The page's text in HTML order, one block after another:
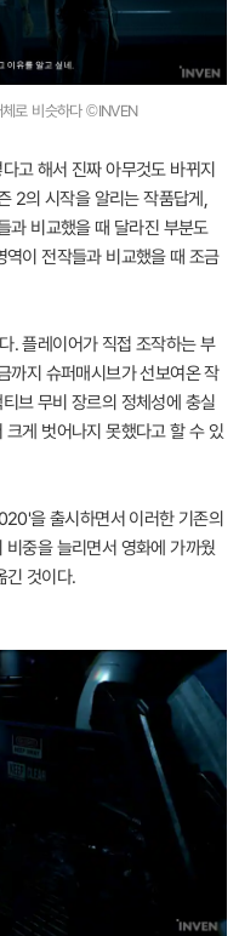
체로 비슷하다 ©INVEN
고 해서 진짜 아무것도 바뀌지
2의 시작을 알리는 작품답게,
과 비교했을 때 달라진 부분도
이 전작들과 비교했을 때 조금
. 플레이어가 직접 조작하는 부
까지 슈퍼매시브가 선보여온 작
브 무비 장르의 정체성에 충실
게 벗어나지 못했다고 할 수 있
을 출시하면서 이러한 기존의
중을 늘리면서 영화에 가까웠
긴 것이다.